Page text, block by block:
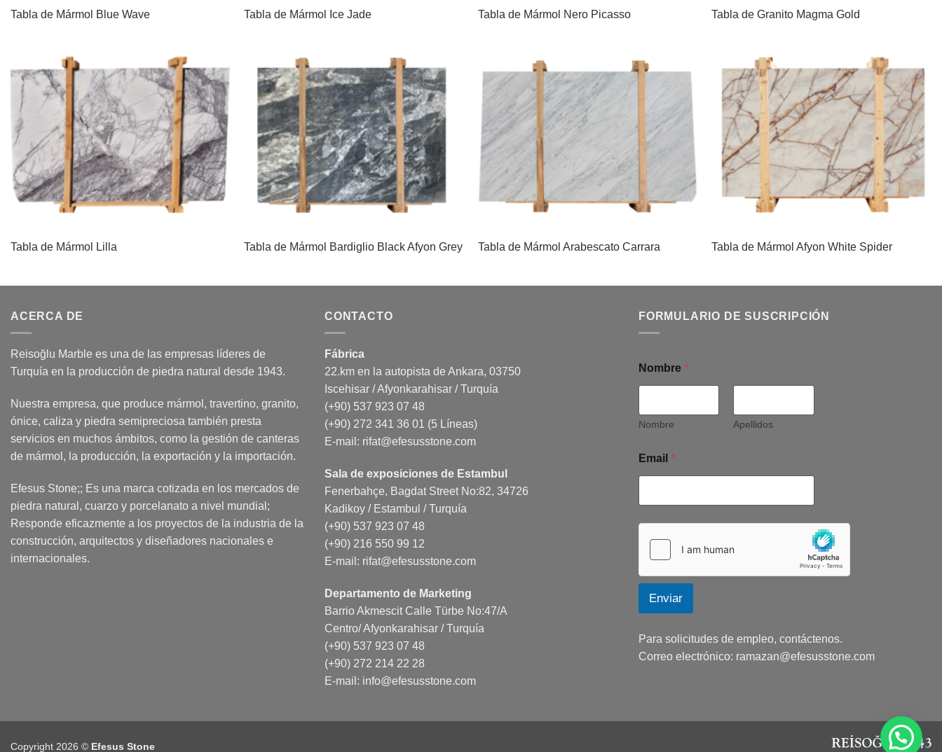
Tabla de Mármol Blue Wave Tabla de Mármol Ice Jade Tabla de Mármol Nero Picasso Tabla de Granito Magma Gold
Tabla de Mármol Lilla Tabla de Mármol Bardiglio Black Afyon Grey Tabla de Mármol Arabescato Carrara Tabla de Mármol Afyon White Spider
ACERCA DE
Reisoğlu Marble es una de las empresas líderes de
Turquía en la producción de piedra natural desde 1943.
Nuestra empresa, que produce mármol, travertino, granito,
ónice, caliza y piedra semipreciosa también presta
servicios en muchos ámbitos, como la gestión de canteras
de mármol, la producción, la exportación y la importación.
Efesus Stone;; Es una marca cotizada en los mercados de
piedra natural, cuarzo y porcelanato a nivel mundial;
Responde eficazmente a los proyectos de la industria de la
construcción, arquitectos y diseñadores nacionales e
internacionales.
CONTACTO
Fábrica
22.km en la autopista de Ankara, 03750
Iscehisar / Afyonkarahisar / Turquía
(+90) 537 923 07 48
(+90) 272 341 36 01 (5 Líneas)
E-mail: rifat@efesusstone.com
Sala de exposiciones de Estambul
Fenerbahçe, Bagdat Street No:82, 34726
Kadikoy / Estambul / Turquía
(+90) 537 923 07 48
(+90) 216 550 99 12
E-mail: rifat@efesusstone.com
Departamento de Marketing
Barrio Akmescit Calle Türbe No:47/A
Centro/ Afyonkarahisar / Turquía
(+90) 537 923 07 48
(+90) 272 214 22 28
E-mail: info@efesusstone.com
FORMULARIO DE SUSCRIPCIÓN
Nombre *
Nombre Apellidos
Email *
Enviar
Para solicitudes de empleo, contáctenos.
Correo electrónico: ramazan@efesusstone.com
Copyright 2026 © Efesus Stone